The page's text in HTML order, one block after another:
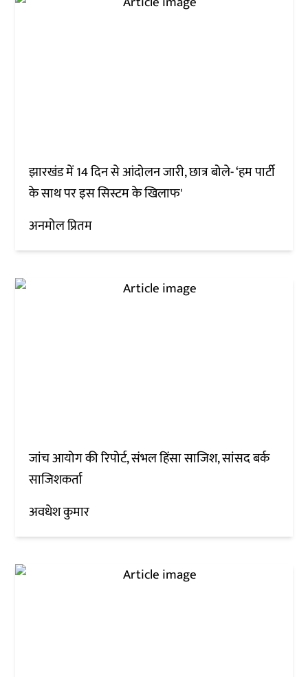
झारखंड में 14 दिन से आंदोलन जारी, छात्र बोले- ‘हम पार्टी
के साथ पर इस सिस्टम के खिलाफ'
अनमोल प्रितम
जांच आयोग की रिपोर्ट, संभल हिंसा साजिश, सांसद बर्क
साजिशकर्ता
अवधेश कुमार